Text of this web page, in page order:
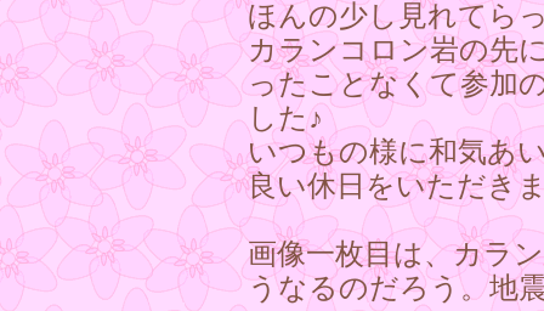
ほんの少し見れてら
カランコロン岩の先
ったことなくて参加
した♪
いつもの様に和気あ
良い休日をいただき
画像一枚目は、カラ
うなるのだろう。地